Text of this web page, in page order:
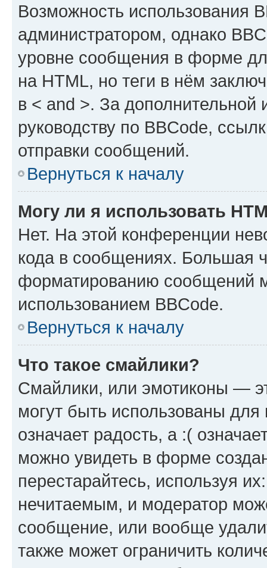
Возможность использования
администратором, однако
уровне сообщения в форме
на HTML, но теги в нём
в < and >. За
руководству по BBCode,
отправки сообщений.
Вернуться к началу
Могу ли я использовать
Нет. На этой конференции
кода в сообщениях. Большая
форматированию сообщений
использованием BBCode.
Вернуться к началу
Что такое смайлики?
Смайлики, или эмотиконы —
могут быть использованы
означает радость, а :(
можно увидеть в форме
перестарайтесь, используя
нечитаемым, и модератор
сообщение, или вообще
также может ограничить